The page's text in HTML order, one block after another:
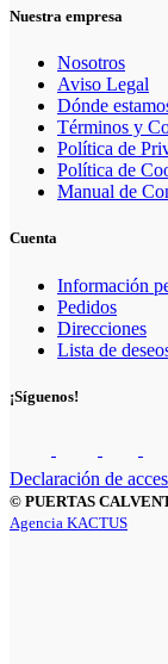
Nuestra empresa
Nosotros
Aviso Legal
Dónde
Términos y
Política de
Política de
Manual de
Cuenta
Información
Pedidos
Direcciones
Lista de
¡Síguenos!
Declaración de
© PUERTAS
Agencia KACTUS